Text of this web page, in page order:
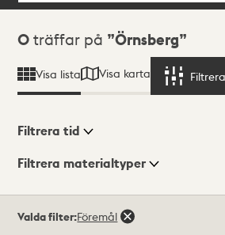
Sökresultat
0 träffar på Örnsberg
Visa lista Visa karta Filtrera
Visningsläge
Filtrera tid
Filtrera materialtyper
träffar
Valda filter:Föremål